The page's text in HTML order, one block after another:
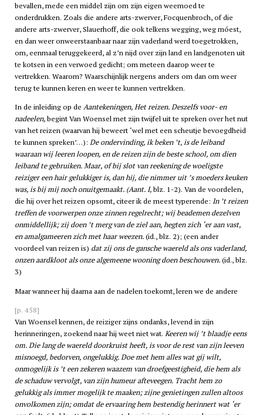
bevallen, mede een middel zijn om zijn eigen weemoed te
onderdrukken. Zoals die andere arts-zwerver, Focquenbroch, of die
andere arts-zwerver, Slauerhoff, die ook telkens wegging, weg móest,
en dan weer onweerstaanbaar naar zijn vaderland werd toegetrokken,
om, eenmaal teruggekeerd, al z’n nijd over zijn land en landgenoten uit
te kotsen in een verwoed gedicht; om meteen daarop weer te
vertrekken. Waarom? Waarschijnlijk nergens anders om dan om weer
terug te kunnen keren en weer te kunnen vertrekken.
In de inleiding op de Aantekeningen, Het reizen. Deszelfs voor- en
nadeelen,begint Van Woensel met zijn twijfel uit te spreken over het nut
van het reizen (waarvan hij beweert ‘wel met een scheutje bevoegdheid
te kunnen spreken’…): De ondervinding, ik beken ’t, is de leiband
waaraan wij leeren loopen, en de reizen zijn de beste school, om dien
leiband te gebruiken. Maar, of bij slot van reekening de woeligste
reiziger een hair gelukkiger is, dan hij, die nimmer uit ’s moeders keuken
was, is bij mij noch onuitgemaakt. (Aant. I,blz. 1-2). Van de voordelen,
die hij over het reizen opsomt, citeer ik de meest typerende: In ’t reizen
treffen de voorwerpen onze zinnen regelrecht; wij beademen dezelven
onmiddellijk; zij doen ’t merg van de ziel aan, hegten zich ‘er aan vast,
en amalgameeren zich met haar weezen.(id., blz. 2); (een ander
voordeel van reizen is) dat zij ons de gansche waereld als ons vaderland,
onzen aardkloot als onze algemeene wooning doen beschouwen.(id., blz.
3)
Maar wanneer hij daarna aan de nadelen toekomt, leren we de andere
[p. 458]
Van Woensel kennen, de reiziger zijns ondanks, levend in zijn
herinneringen, zoekend naar hij weet niet wat. Keeren wij ’t blaadje eens
om. Die lang de waereld doorkruist heeft, is voor de rest van zijn leeven
misnoegd, bedorven, ongelukkig. Doe met hem alles wat gij wilt,
onmogelijk is ’t een zekeren waazem van droefgeestigheid, die hem als
de schaduw vervolgt, van zijn humeur afteveegen. Tracht hem zo
gelukkig als immer mogelijk te maaken; zijne genietingen zullen altoos
onvolkomen zijn; omdat de ervaaring hem bestendig herinnert wat ‘er